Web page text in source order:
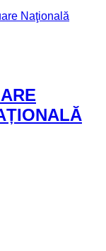
Naţională